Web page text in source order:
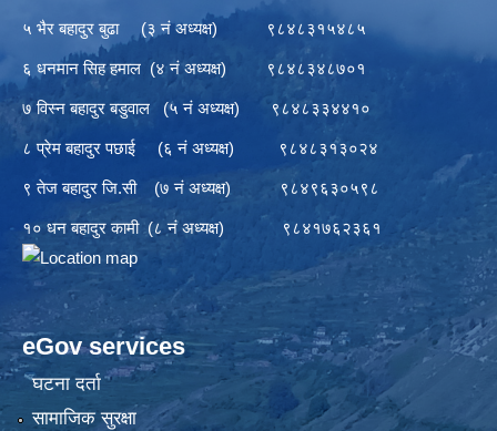
५ भैर बहादुर बुढा (३ नं अध्यक्ष) ९८४८३१५४८५
६ धनमान सिह हमाल (४ नं अध्यक्ष) ९८४८३४८७०१
७ विस्न बहादुर बडुवाल (५ नं अध्यक्ष) ९८४८३३४४१०
८ प्रेम बहादुर पछाई (६ नं अध्यक्ष) ९८४८३१३०२४
९ तेज बहादुर जि.सी (७ नं अध्यक्ष) ९८४९६३०५९८
१० धन बहादुर कामी (८ नं अध्यक्ष) ९८४१७६२३६१
eGov services
घटना दर्ता
सामाजिक सुरक्षा